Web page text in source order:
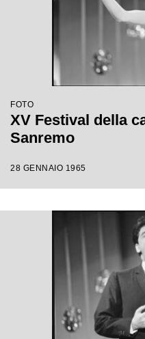
FOTO
XV Festival della
Sanremo
28 GENNAIO 1965